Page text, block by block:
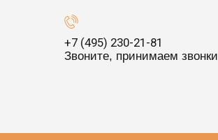
+7 (495) 230-21-81
Звоните, принимаем